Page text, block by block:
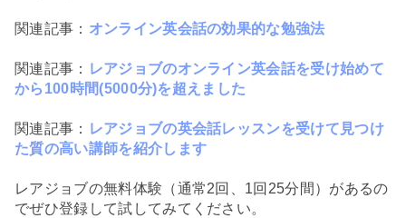
関連記事： オンライン英会話の効果的な勉強法
関連記事： レアジョブのオンライン英会話を受け始めて
から100時間(5000分)を超えました
関連記事： レアジョブの英会話レッスンを受けて見つけ
た質の高い講師を紹介します
レアジョブの無料体験（通常2回、1回25分間）があるの
でぜひ登録して試してみてください。